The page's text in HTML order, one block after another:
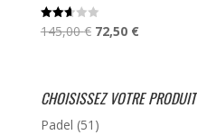
Note
2.63
145,00€ Le
était :
72,50 €Le
est :
CHOISISSEZ VOTRE PRODUIT
Padel (51)